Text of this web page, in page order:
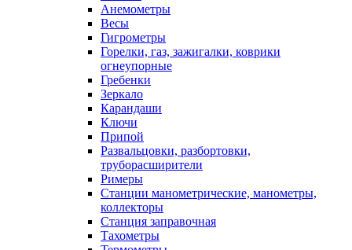
Анемометры
Весы
Гигрометры
Горелки, газ, зажигалки, коврики
огнеупорные
Гребенки
Зеркало
Карандаши
Ключи
Припой
Развальцовки, разбортовки,
труборасширители
Римеры
Станции манометрические, манометры,
коллекторы
Станция заправочная
Тахометры